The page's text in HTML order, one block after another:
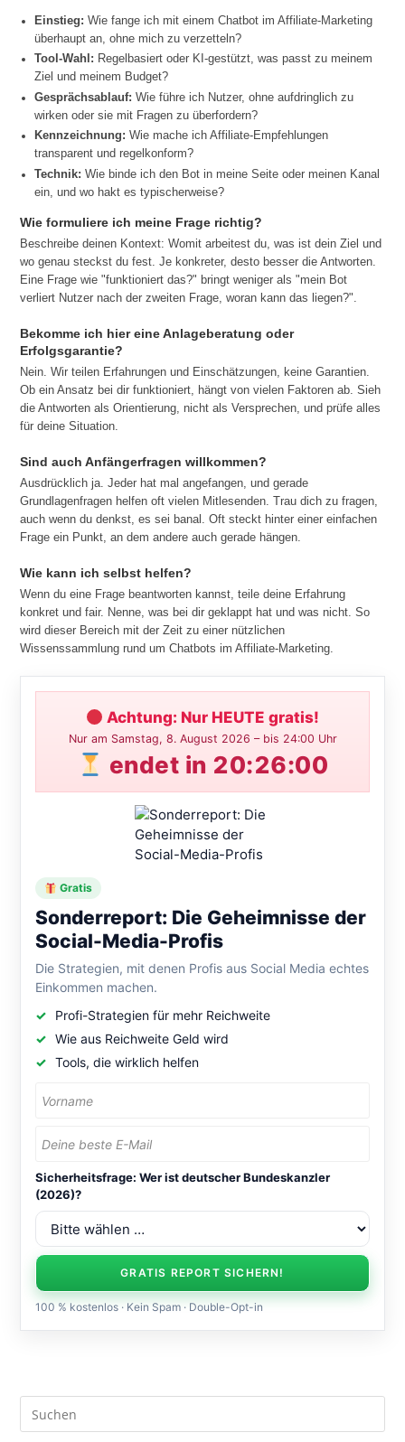
Einstieg: Wie fange ich mit einem Chatbot im Affiliate-Marketing
überhaupt an, ohne mich zu verzetteln?
Tool-Wahl: Regelbasiert oder KI-gestützt, was passt zu meinem
Ziel und meinem Budget?
Gesprächsablauf: Wie führe ich Nutzer, ohne aufdringlich zu
wirken oder sie mit Fragen zu überfordern?
Kennzeichnung: Wie mache ich Affiliate-Empfehlungen
transparent und regelkonform?
Technik: Wie binde ich den Bot in meine Seite oder meinen Kanal
ein, und wo hakt es typischerweise?
Wie formuliere ich meine Frage richtig?
Beschreibe deinen Kontext: Womit arbeitest du, was ist dein Ziel und
wo genau steckst du fest. Je konkreter, desto besser die Antworten.
Eine Frage wie "funktioniert das?" bringt weniger als "mein Bot
verliert Nutzer nach der zweiten Frage, woran kann das liegen?".
Bekomme ich hier eine Anlageberatung oder
Erfolgsgarantie?
Nein. Wir teilen Erfahrungen und Einschätzungen, keine Garantien.
Ob ein Ansatz bei dir funktioniert, hängt von vielen Faktoren ab. Sieh
die Antworten als Orientierung, nicht als Versprechen, und prüfe alles
für deine Situation.
Sind auch Anfängerfragen willkommen?
Ausdrücklich ja. Jeder hat mal angefangen, und gerade
Grundlagenfragen helfen oft vielen Mitlesenden. Trau dich zu fragen,
auch wenn du denkst, es sei banal. Oft steckt hinter einer einfachen
Frage ein Punkt, an dem andere auch gerade hängen.
Wie kann ich selbst helfen?
Wenn du eine Frage beantworten kannst, teile deine Erfahrung
konkret und fair. Nenne, was bei dir geklappt hat und was nicht. So
wird dieser Bereich mit der Zeit zu einer nützlichen
Wissenssammlung rund um Chatbots im Affiliate-Marketing.
Achtung: Nur HEUTE gratis!
Nur am Samstag, 8. August 2026 – bis 24:00 Uhr
endet in 20:25:59
Gratis
Sonderreport: Die Geheimnisse der
Social-Media-Profis
Die Strategien, mit denen Profis aus Social Media echtes
Einkommen machen.
Profi-Strategien für mehr Reichweite
Wie aus Reichweite Geld wird
Tools, die wirklich helfen
Sicherheitsfrage: Wer ist deutscher Bundeskanzler
(2026)?
GRATIS REPORT SICHERN!
100 % kostenlos · Kein Spam · Double-Opt-in